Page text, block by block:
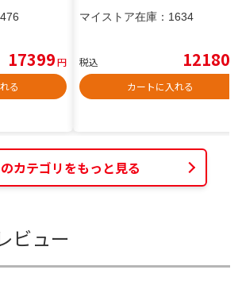
17399円
る
マイストア在庫： 1634
税込 12180
カートに入れる
カテゴリをもっと見る
ビュー